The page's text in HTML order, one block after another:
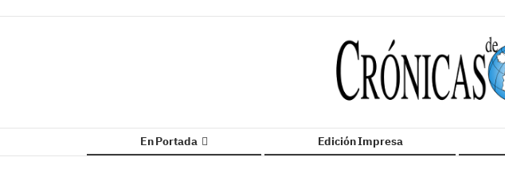
En Portada Edición Impresa